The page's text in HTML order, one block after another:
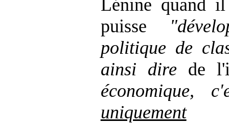
Lénine quand
puisse
politique de
ainsi dire de
économique,
uniquement